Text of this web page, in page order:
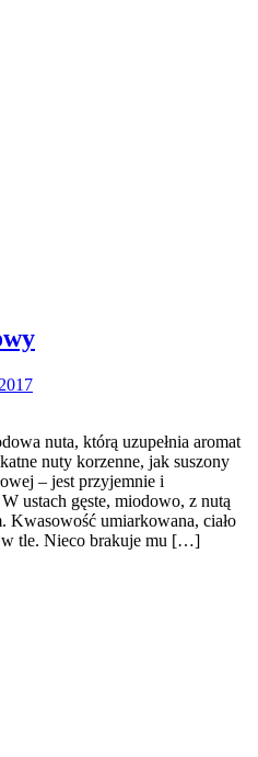
nuta, którą uzupełnia aromat
nuty korzenne, jak suszony
– jest przyjemnie i
ustach gęste, miodowo, z nutą
Kwasowość umiarkowana, ciało
w tle. Nieco brakuje mu […]